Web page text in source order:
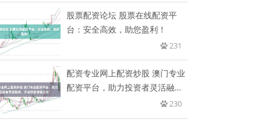
股票配资论坛 股票在线配资平
台：安全高效，助您盈利！
231
配资专业网上配资炒股 澳门专业
配资平台，助力投资者灵活融
230